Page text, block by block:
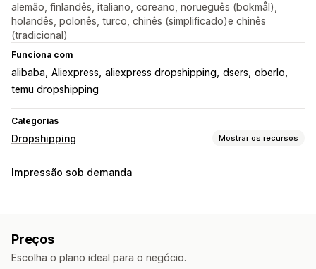
alemão, finlandês, italiano, coreano, norueguês (bokmål),
holandês, polonês, turco, chinês (simplificado)e chinês
(tradicional)
Funciona com
alibaba Aliexpress aliexpress dropshipping dsers oberlo
temu dropshipping
Categorias
Dropshipping Mostrar os recursos
Produtos que você pode vender
Brinquedos e jogos
Produtos esportivos
Produtos para pets
Impressão sob demanda
Preços
Escolha o plano ideal para o negócio.